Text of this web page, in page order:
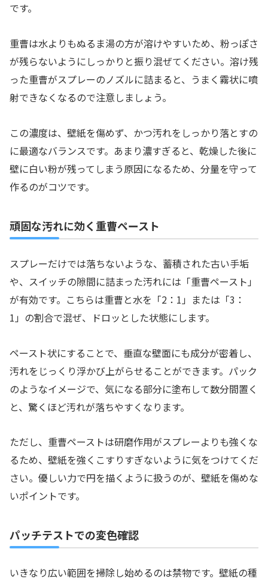
です。
重曹は水よりもぬるま湯の方が溶けやすいため、粉っぽさ
が残らないようにしっかりと振り混ぜてください。溶け残
った重曹がスプレーのノズルに詰まると、うまく霧状に噴
射できなくなるので注意しましょう。
この濃度は、壁紙を傷めず、かつ汚れをしっかり落とすの
に最適なバランスです。あまり濃すぎると、乾燥した後に
壁に白い粉が残ってしまう原因になるため、分量を守って
作るのがコツです。
頑固な汚れに効く重曹ペースト
スプレーだけでは落ちないような、蓄積された古い手垢
や、スイッチの隙間に詰まった汚れには「重曹ペースト」
が有効です。こちらは重曹と水を「2：1」または「3：
1」の割合で混ぜ、ドロッとした状態にします。
ペースト状にすることで、垂直な壁面にも成分が密着し、
汚れをじっくり浮かび上がらせることができます。パック
のようなイメージで、気になる部分に塗布して数分間置く
と、驚くほど汚れが落ちやすくなります。
ただし、重曹ペーストは研磨作用がスプレーよりも強くな
るため、壁紙を強くこすりすぎないように気をつけてくだ
さい。優しい力で円を描くように扱うのが、壁紙を傷めな
いポイントです。
パッチテストでの変色確認
いきなり広い範囲を掃除し始めるのは禁物です。壁紙の種